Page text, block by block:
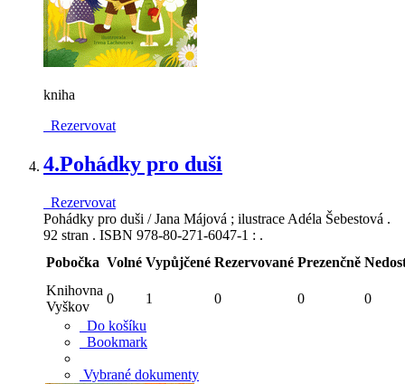
kniha
Rezervovat
4.Pohádky pro duši
Rezervovat
Pohádky pro duši / Jana Májová ; ilustrace Adéla Šebestová .
92 stran . ISBN 978-80-271-6047-1 : .
Pobočka Volné Vypůjčené Rezervované Prezenčně
Knihovna
Vyškov
0 1 0 0
0
Do košíku
Bookmark
Vybrané dokumenty